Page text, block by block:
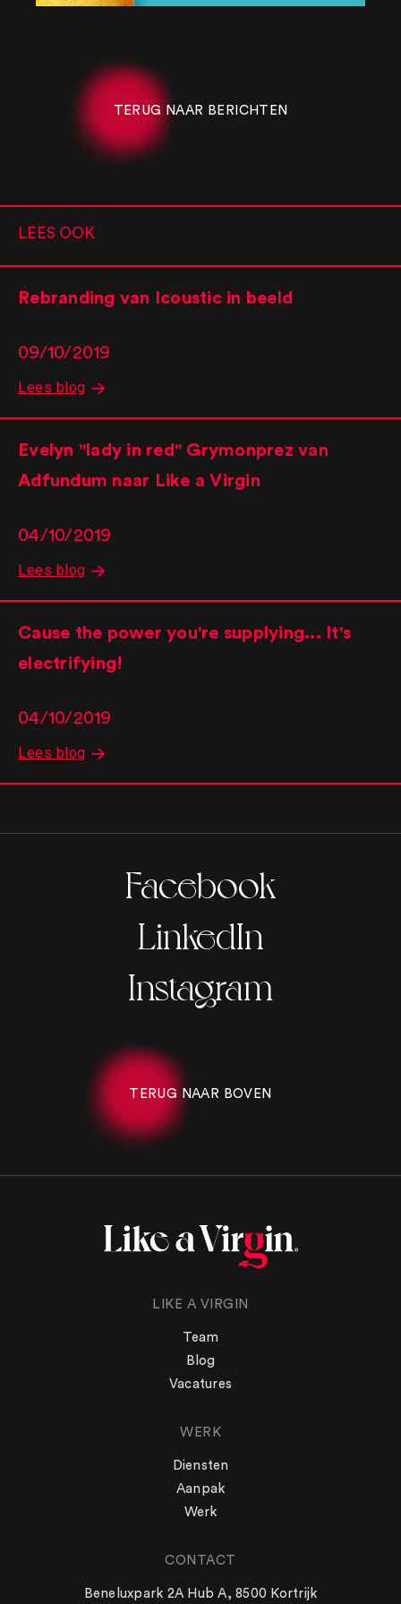
WERK
TERUG NAAR BERICHTEN
LEES OOK
Rebranding van Icoustic in beeld
09/10/2019
Lees blog
Evelyn "lady in red" Grymonprez van
Adfundum naar Like a Virgin
04/10/2019
Lees blog
Cause the power you're supplying... It's
electrifying!
04/10/2019
Lees blog
Facebook
LinkedIn
Instagram
TERUG NAAR BOVEN
LIKE A VIRGIN
Team
Blog
Vacatures
WERK
Diensten
Aanpak
Werk
CONTACT
Beneluxpark 2A Hub A, 8500 Kortrijk